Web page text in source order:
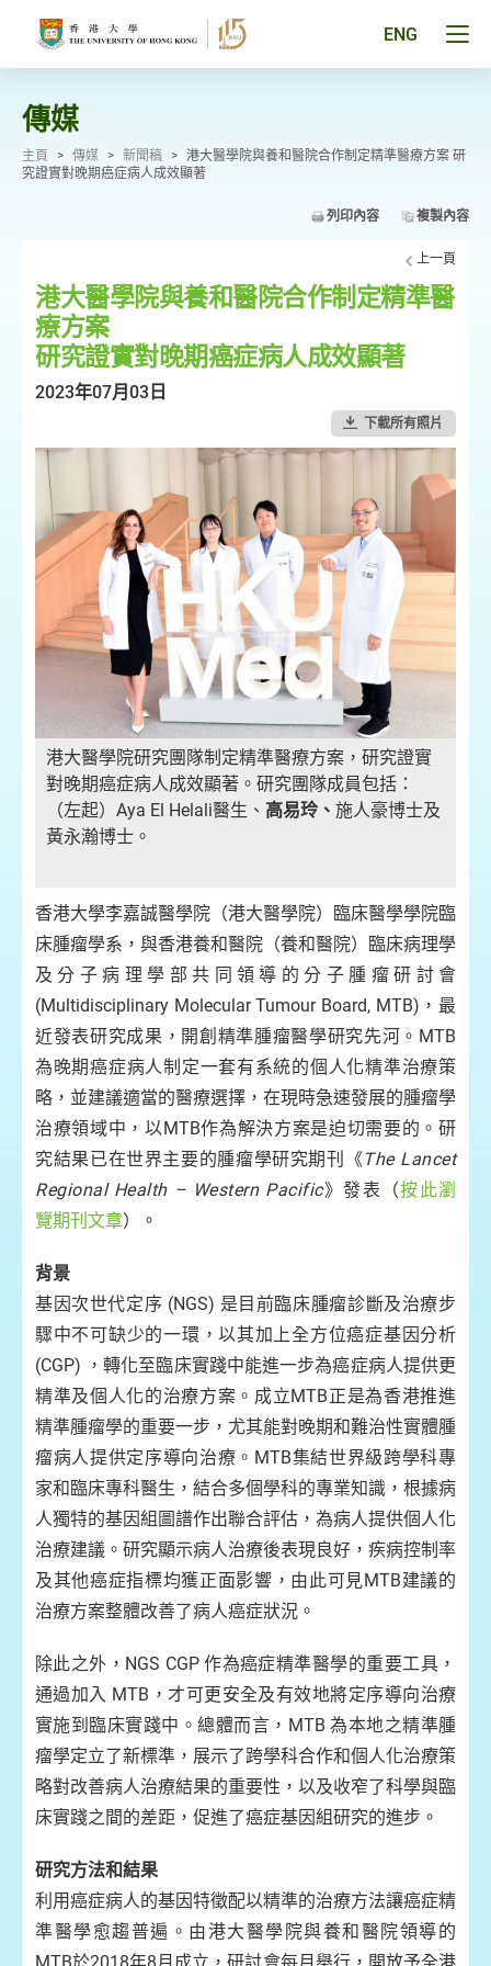
ENG
傳媒
主頁 > 傳媒 > 新聞稿 > 港大醫學院與養和醫院合作制定精準醫療方案 研
究證實對晚期癌症病人成效顯著
列印內容 複製內容
上一頁
港大醫學院與養和醫院合作制定精準醫
療方案
研究證實對晚期癌症病人成效顯著
2023年07月03日
下載所有照片
港大醫學院研究團隊制定精準醫療方案，研究證實
對晚期癌症病人成效顯著。研究團隊成員包括：
（左起）Aya El Helali醫生、 高易玲、 施人豪博士及
黃永瀚博士。
香港大學李嘉誠醫學院（港大醫學院）臨床醫學學院臨
床腫瘤學系，與香港養和醫院（養和醫院）臨床病理學
及分子病理學部共同領導的分子腫瘤研討會
(Multidisciplinary Molecular Tumour Board, MTB)，最
近發表研究成果，開創精準腫瘤醫學研究先河。MTB
為晚期癌症病人制定一套有系統的個人化精準治療策
略，並建議適當的醫療選擇，在現時急速發展的腫瘤學
治療領域中，以MTB作為解決方案是迫切需要的。研
究結果已在世界主要的腫瘤學研究期刊《The Lancet
Regional Health – Western Pacific》發表（按此瀏
覽期刊文章）。
背景
基因次世代定序 (NGS) 是目前臨床腫瘤診斷及治療步
驟中不可缺少的一環，以其加上全方位癌症基因分析
(CGP) ，轉化至臨床實踐中能進一步為癌症病人提供更
精準及個人化的治療方案。成立MTB正是為香港推進
精準腫瘤學的重要一步，尤其能對晚期和難治性實體腫
瘤病人提供定序導向治療。MTB集結世界級跨學科專
家和臨床專科醫生，結合多個學科的專業知識，根據病
人獨特的基因組圖譜作出聯合評估，為病人提供個人化
治療建議。研究顯示病人治療後表現良好，疾病控制率
及其他癌症指標均獲正面影響，由此可見MTB建議的
治療方案整體改善了病人癌症狀況。
除此之外，NGS CGP 作為癌症精準醫學的重要工具，
通過加入 MTB，才可更安全及有效地將定序導向治療
實施到臨床實踐中。總體而言，MTB 為本地之精準腫
瘤學定立了新標準，展示了跨學科合作和個人化治療策
略對改善病人治療結果的重要性，以及收窄了科學與臨
床實踐之間的差距，促進了癌症基因組研究的進步。
研究方法和結果
利用癌症病人的基因特徵配以精準的治療方法讓癌症精
準醫學愈趨普遍。由港大醫學院與養和醫院領導的